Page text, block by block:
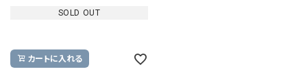
SOLD OUT
カートに入れる